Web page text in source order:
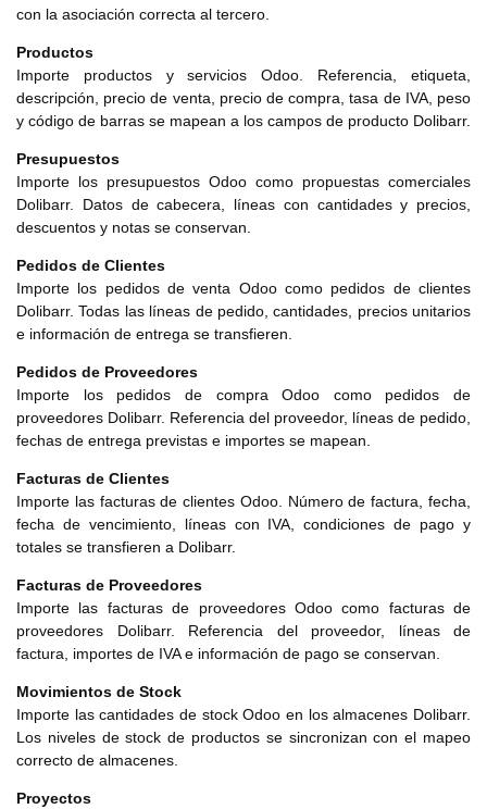
con la asociación correcta al tercero.
Productos
Importe productos y servicios Odoo. Referencia, etiqueta,
descripción, precio de venta, precio de compra, tasa de IVA, peso
y código de barras se mapean a los campos de producto Dolibarr.
Presupuestos
Importe los presupuestos Odoo como propuestas comerciales
Dolibarr. Datos de cabecera, líneas con cantidades y precios,
descuentos y notas se conservan.
Pedidos de Clientes
Importe los pedidos de venta Odoo como pedidos de clientes
Dolibarr. Todas las líneas de pedido, cantidades, precios unitarios
e información de entrega se transfieren.
Pedidos de Proveedores
Importe los pedidos de compra Odoo como pedidos de
proveedores Dolibarr. Referencia del proveedor, líneas de pedido,
fechas de entrega previstas e importes se mapean.
Facturas de Clientes
Importe las facturas de clientes Odoo. Número de factura, fecha,
fecha de vencimiento, líneas con IVA, condiciones de pago y
totales se transfieren a Dolibarr.
Facturas de Proveedores
Importe las facturas de proveedores Odoo como facturas de
proveedores Dolibarr. Referencia del proveedor, líneas de
factura, importes de IVA e información de pago se conservan.
Movimientos de Stock
Importe las cantidades de stock Odoo en los almacenes Dolibarr.
Los niveles de stock de productos se sincronizan con el mapeo
correcto de almacenes.
Proyectos